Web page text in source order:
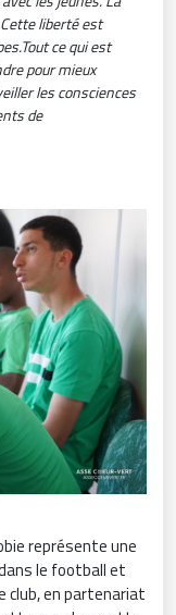
liberté est
Tout ce qui est
pour mieux
les consciences
de
représente une
le football et
club, en partenariat